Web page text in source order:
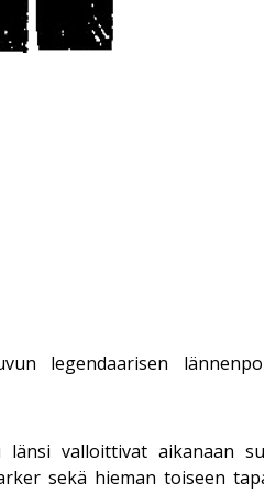
legendaarisen
valloittivat aikanaan
sekä hieman toiseen